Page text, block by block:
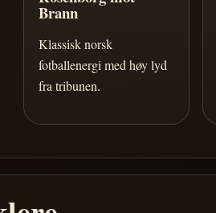
Brann
Klassisk norsk
fotballenergi med høy lyd
fra tribunen.